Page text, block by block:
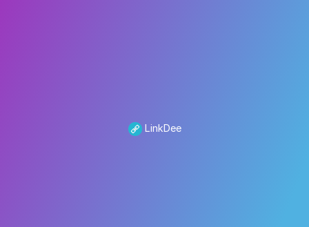
LinkDee